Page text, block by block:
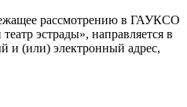
рассмотрению в ГАУКСО
эстрады», направляется в
и (или) электронный адрес,